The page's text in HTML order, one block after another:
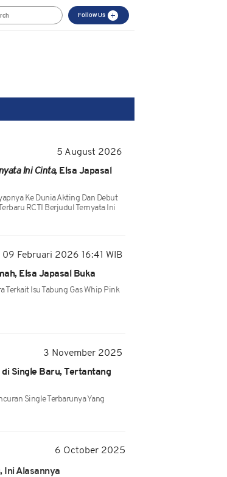
Follow Us
5 August 2026
Ini Cinta, Elsa Japasal
Ke Dunia Akting Dan Debut
RCTI Berjudul Ternyata Ini
09 Februari 2026 16:41 WIB
Elsa Japasal Buka
Terkait Isu Tabung Gas Whip Pink
3 November 2025
Single Baru, Tertantang
Single Terbarunya Yang
6 October 2025
Ini Alasannya